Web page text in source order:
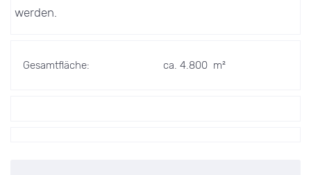
werden.
Gesamtfläche: ca. 4.800 m²